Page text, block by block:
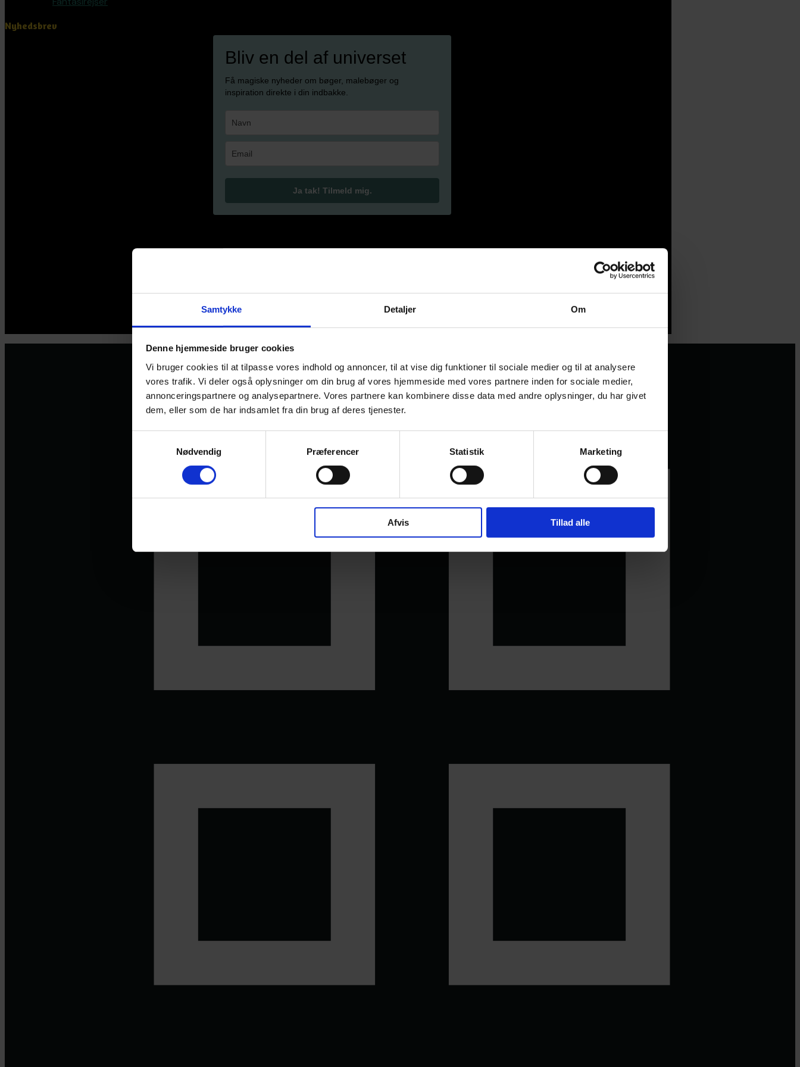
Samtykke Detaljer Om
Denne hjemmeside bruger cookies
Vi bruger cookies til at tilpasse vores indhold og annoncer, til at vise dig funktioner til sociale medier og til at analysere
vores trafik. Vi deler også oplysninger om din brug af vores hjemmeside med vores partnere inden for sociale medier,
annonceringspartnere og analysepartnere. Vores partnere kan kombinere disse data med andre oplysninger, du har givet
dem, eller som de har indsamlet fra din brug af deres tjenester.
Nødvendig
Præferencer Statistik Marketing
Afvis Tillad alle
Nyhedsbrev
Bliv en del af universet
Få magiske nyheder om bøger, malebøger og
inspiration direkte i din indbakke.
Ja tak! Tilmeld mig.
26639670